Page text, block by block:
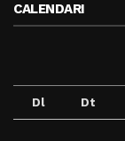
CALENDARI
Dl Dt